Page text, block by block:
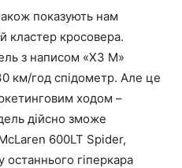
показують нам
кластер кросовера.
з написом «X3 M»
км/год спідометр. Але це
ходом –
дійсно зможе
600LT Spider,
гіперкара